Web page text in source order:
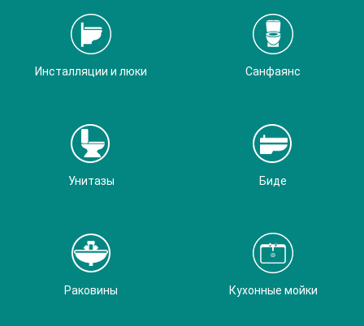
Инсталляции и люки Санфаянс
Унитазы Биде
Раковины Кухонные мойки